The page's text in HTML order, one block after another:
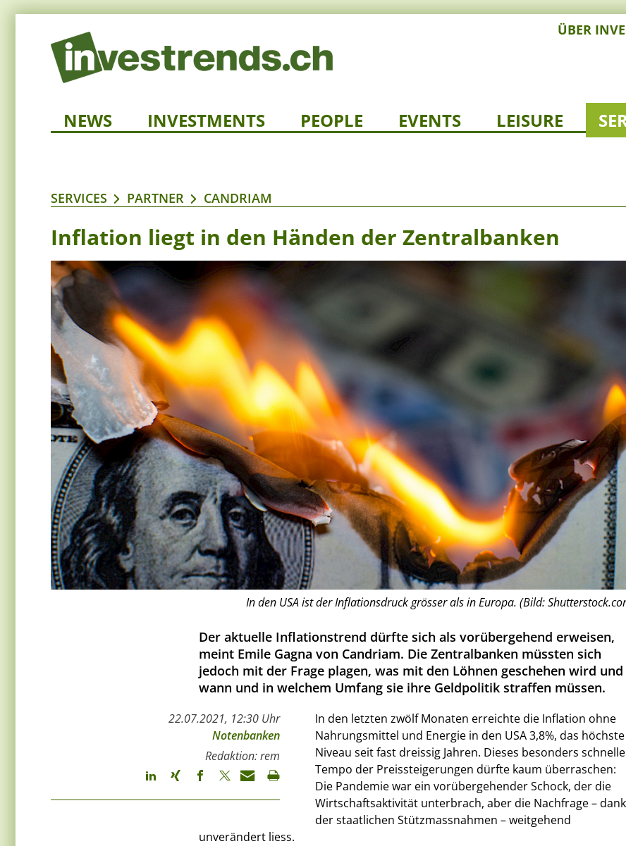
ÜBER
NEWS INVESTMENTS PEOPLE EVENTS LEISURE
SERVICES PARTNER CANDRIAM
Inflation liegt in den Händen der Zentralbanken
In den USA ist der Inflationsdruck grösser als in Europa. (Bild:
Der aktuelle Inflationstrend dürfte sich als vorübergehend erweisen,
meint Emile Gagna von Candriam. Die Zentralbanken müssten sich
jedoch mit der Frage plagen, was mit den Löhnen geschehen wird und
wann und in welchem Umfang sie ihre Geldpolitik straffen müssen.
22.07.2021, 12:30 Uhr
Notenbanken
Redaktion: rem
In den letzten zwölf Monaten erreichte die Inflation ohne
Nahrungsmittel und Energie in den USA 3,8%, das höchste
Niveau seit fast dreissig Jahren. Dieses besonders schnelle
Tempo der Preissteigerungen dürfte kaum überraschen:
Die Pandemie war ein vorübergehender Schock, der die
Wirtschaftsaktivität unterbrach, aber die Nachfrage – dank
der staatlichen Stützmassnahmen – weitgehend
unverändert liess.